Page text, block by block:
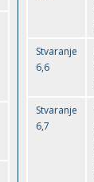
Stvaranje
6,6
Stvaranje
6,7